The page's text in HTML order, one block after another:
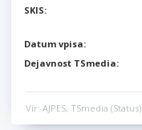
SKIS:
Datum vpisa:
Dejavnost TSmedia:
Vir: AJPES, TSmedia (Status)